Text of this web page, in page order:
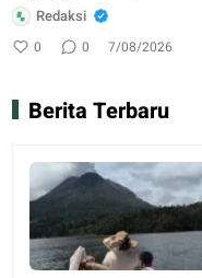
Redaksi
0 0 7/08/2026
Berita Terbaru